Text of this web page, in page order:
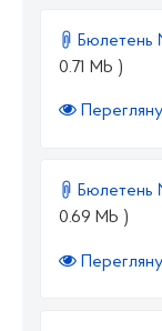
Бюлетень
0.71 Mb )
Бюлетень
0.69 Mb )